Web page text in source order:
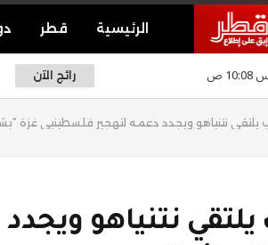
الرئيسية قطر
رائج الآن
يلتقي نتنياهو ويجدد دعمه لتهجير فلسطينيي غزة
يلتقي نتنياهو